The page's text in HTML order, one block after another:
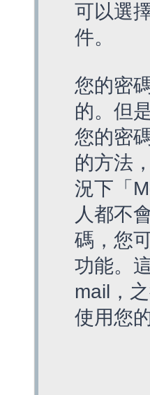
可以選
件。
您的密
的。但
您的密
的方法
況下「
人都不
碼，您
功能。
mail，
使用您